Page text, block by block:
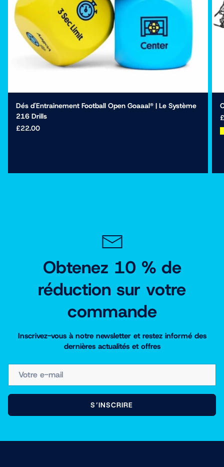
Dés d'Entraînement Football Open Goaaal® | Le Système
216 Drills
£22.00
Obtenez 10 % de
réduction sur votre
commande
Inscrivez-vous à notre newsletter et restez informé des
dernières actualités et offres
S’INSCRIRE